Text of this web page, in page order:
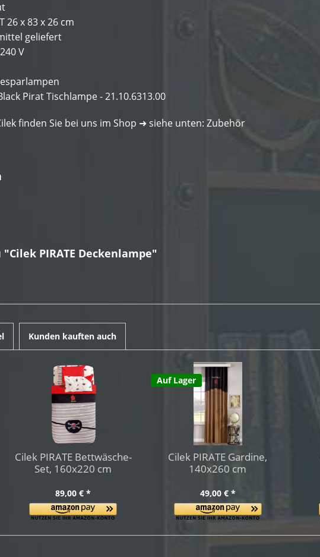
26 x 83 x 26 cm
geliefert
V
Pirat Tischlampe - 21.10.6313.00
finden Sie bei uns im Shop ➜ siehe unten: Zubehör
PIRATE Deckenlampe"
Kunden kauften auch
Cilek PIRATE Bettwäsche-
Set, 160x220 cm
89,00 € *
Auf Lager
Cilek PIRATE Gardine,
140x260 cm
49,00 € *